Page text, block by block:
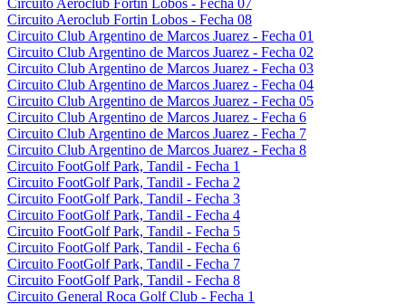
Circuito Aeroclub Fortin Lobos - Fecha 07
Circuito Aeroclub Fortin Lobos - Fecha 08
Circuito Club Argentino de Marcos Juarez - Fecha 01
Circuito Club Argentino de Marcos Juarez - Fecha 02
Circuito Club Argentino de Marcos Juarez - Fecha 03
Circuito Club Argentino de Marcos Juarez - Fecha 04
Circuito Club Argentino de Marcos Juarez - Fecha 05
Circuito Club Argentino de Marcos Juarez - Fecha 6
Circuito Club Argentino de Marcos Juarez - Fecha 7
Circuito Club Argentino de Marcos Juarez - Fecha 8
Circuito FootGolf Park, Tandil - Fecha 1
Circuito FootGolf Park, Tandil - Fecha 2
Circuito FootGolf Park, Tandil - Fecha 3
Circuito FootGolf Park, Tandil - Fecha 4
Circuito FootGolf Park, Tandil - Fecha 5
Circuito FootGolf Park, Tandil - Fecha 6
Circuito FootGolf Park, Tandil - Fecha 7
Circuito FootGolf Park, Tandil - Fecha 8
Circuito General Roca Golf Club - Fecha 1